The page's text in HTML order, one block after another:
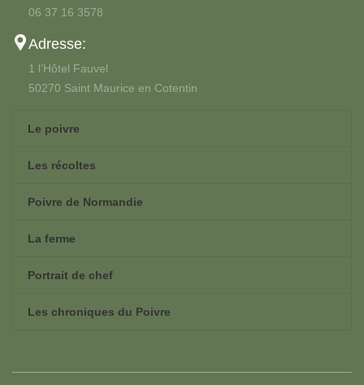
06 37 16 3578
Adresse:
1 l’Hôtel Fauvel
50270 Saint Maurice en Cotentin
Le poivre
Les récoltes
Poivre de Normandie
La ferme
Portrait de chef
Les chroniques du Poivre